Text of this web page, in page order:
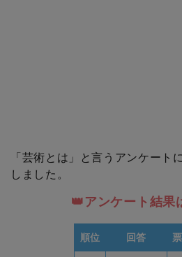
「芸術とは」と言うアンケート
しました。
👑アンケート結果
順位 回答